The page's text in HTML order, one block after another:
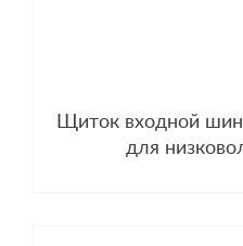
Щиток входной
для